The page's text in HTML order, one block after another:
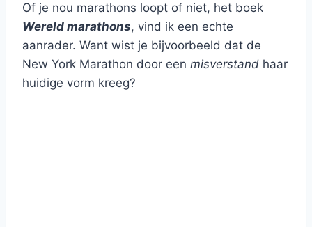
Of je nou marathons loopt of niet, het boek
Wereld marathons, vind ik een echte
aanrader. Want wist je bijvoorbeeld dat de
New York Marathon door een misverstand haar
huidige vorm kreeg?